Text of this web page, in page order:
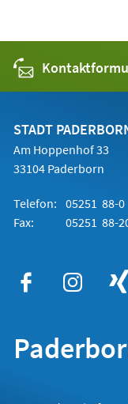
STADT
Am Hoppenhof 33
33104 Paderborn
Telefon: 05251 88-0
Fax:
05251 88-